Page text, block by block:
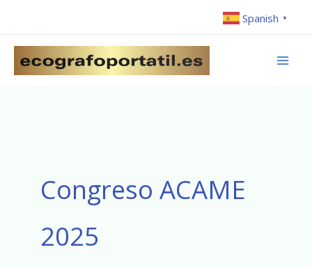
contenido
Spanish ▼
Congreso ACAME
2025